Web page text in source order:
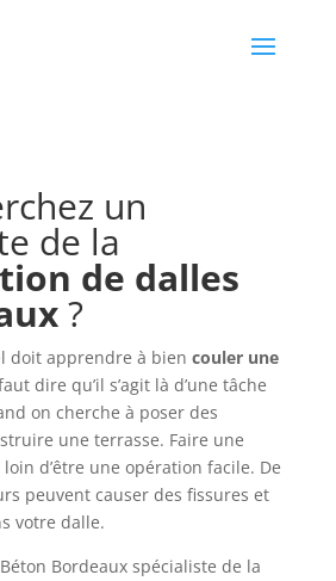
un
de la
de dalles
?
doit apprendre à bien couler une
dire qu’il s’agit là d’une tâche
on cherche à poser des
une terrasse. Faire une
d’être une opération facile. De
peuvent causer des fissures et
votre dalle.
Bordeaux spécialiste de la